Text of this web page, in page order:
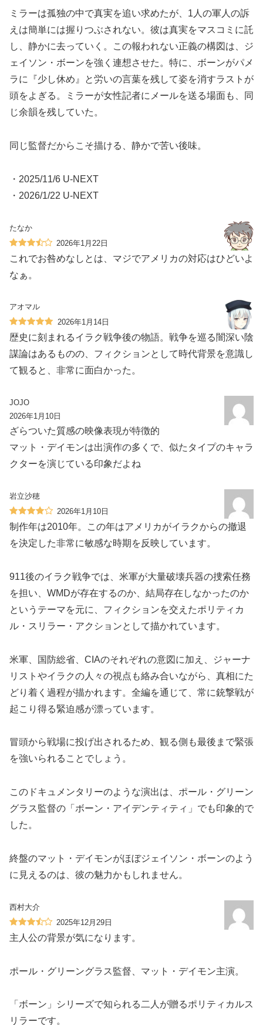
ミラーは孤独の中で真実を追い求めたが、1人の軍人の訴
えは簡単には握りつぶされない。彼は真実をマスコミに託
し、静かに去っていく。この報われない正義の構図は、ジ
ェイソン・ボーンを強く連想させた。特に、ボーンがパメ
ラに『少し休め』と労いの言葉を残して姿を消すラストが
頭をよぎる。ミラーが女性記者にメールを送る場面も、同
じ余韻を残していた。
同じ監督だからこそ描ける、静かで苦い後味。
・2025/11/6 U-NEXT
・2026/1/22 U-NEXT
たなか
2026年1月22日
これでお咎めなしとは、マジでアメリカの対応はひどいよ
なぁ。
アオマル
2026年1月14日
歴史に刻まれるイラク戦争後の物語。戦争を巡る闇深い陰
謀論はあるものの、フィクションとして時代背景を意識し
て観ると、非常に面白かった。
JOJO
2026年1月10日
ざらついた質感の映像表現が特徴的
マット・デイモンは出演作の多くで、似たタイプのキャラ
クターを演じている印象だよね
岩立沙穂
2026年1月10日
制作年は2010年。この年はアメリカがイラクからの撤退
を決定した非常に敏感な時期を反映しています。
911後のイラク戦争では、米軍が大量破壊兵器の捜索任務
を担い、WMDが存在するのか、結局存在しなかったのか
というテーマを元に、フィクションを交えたポリティカ
ル・スリラー・アクションとして描かれています。
米軍、国防総省、CIAのそれぞれの意図に加え、ジャーナ
リストやイラクの人々の視点も絡み合いながら、真相にた
どり着く過程が描かれます。全編を通じて、常に銃撃戦が
起こり得る緊迫感が漂っています。
冒頭から戦場に投げ出されるため、観る側も最後まで緊張
を強いられることでしょう。
このドキュメンタリーのような演出は、ポール・グリーン
グラス監督の「ボーン・アイデンティティ」でも印象的で
した。
終盤のマット・デイモンがほぼジェイソン・ボーンのよう
に見えるのは、彼の魅力かもしれません。
西村大介
2025年12月29日
主人公の背景が気になります。
ポール・グリーングラス監督、マット・デイモン主演。
「ボーン」シリーズで知られる二人が贈るポリティカルス
リラーです。